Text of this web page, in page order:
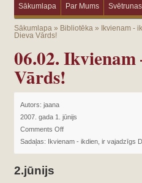
Sākumlapa Par Mums Svētrunas
Sākumlapa» Bibliotēka» Ikvienam -
Dieva Vārds!
06.02.
Vārds!
Autors: jaana
2007. gada 1. jūnijs
Comments Off
Sadaļas: Ikvienam - ikdien, ir vajadzīgs
2.jūnijs